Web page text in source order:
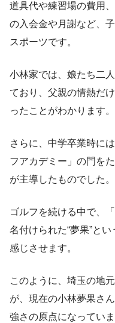
道具代や練習場の費用
の入会金や月謝など、
スポーツです。
小林家では、娘たち二
ており、父親の情熱だ
ったことがわかります。
さらに、中学卒業時に
フアカデミー」の門を
が主導したものでした。
ゴルフを続ける中で、
名付けられた“夢果”と
感じさせます。
このように、埼玉の地
が、現在の小林夢果さ
強さの原点になっていま